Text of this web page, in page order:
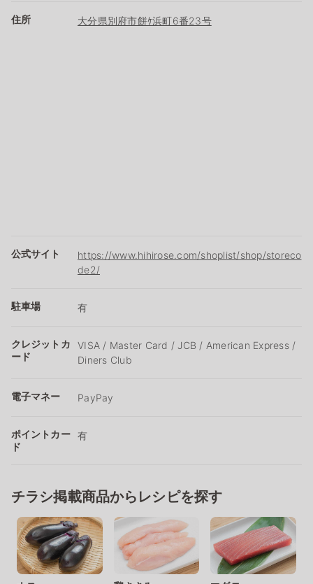
住所 大分県別府市餅ｹ浜町6番23号
公式サイト
https://www.hihirose.com/shoplist/shop/storeco
de2/
駐車場 有
クレジットカ
ード
VISA / Master Card / JCB / American Express /
Diners Club
電子マネー PayPay
ポイントカー
ド
有
チラシ掲載商品からレシピを探す